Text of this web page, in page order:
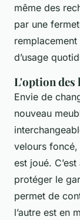
même des
par une
d’usage
L'option des
Envie de
nouveau
velours
est joué.
protéger le
permet de
l’autre est en